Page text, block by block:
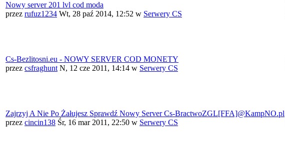
Nowy server 201 lvl cod moda
przez rufuz1234 Wt, 28 paź 2014, 12:52 w Serwery CS
Cs-Bezlitosni.eu - NOWY SERVER COD MONETY
przez csfraghunt N, 12 cze 2011, 14:14 w Serwery CS
Zajrzyj A Nie Po Żałujesz Sprawdź Nowy Server Cs-BractwoZGL[FFA]@KampNO.pl
przez cincin138 Śr, 16 mar 2011, 22:50 w Serwery CS